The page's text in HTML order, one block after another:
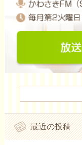
最近の投稿